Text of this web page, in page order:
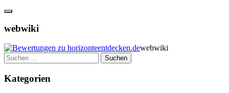
webwiki
webwiki
Suchen
nach:
Kategorien